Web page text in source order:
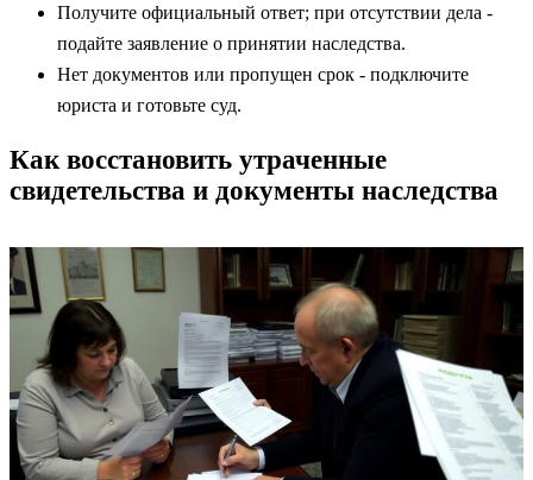
Получите официальный ответ; при отсутствии дела -
подайте заявление о принятии наследства.
Нет документов или пропущен срок - подключите
юриста и готовьте суд.
Как восстановить утраченные
свидетельства и документы наследства